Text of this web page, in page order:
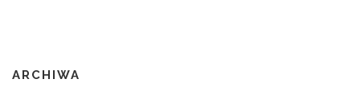
INTENCJE MSZALNE
ARCHIWA